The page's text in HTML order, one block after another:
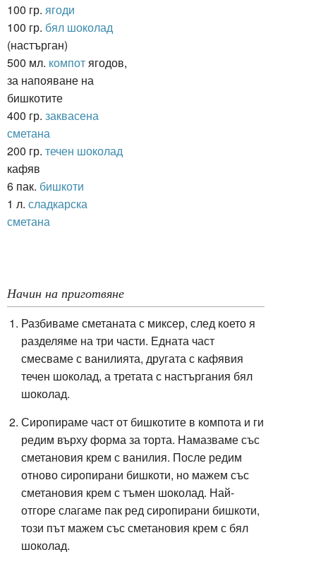
100 гр. ягоди
100 гр. бял шоколад
(настърган)
500 мл. компот ягодов,
за напояване на
бишкотите
400 гр. заквасена
сметана
200 гр. течен шоколад
кафяв
6 пак. бишкоти
1 л. сладкарска
сметана
Начин на приготвяне
Разбиваме сметаната с миксер, след което я
разделяме на три части. Едната част
смесваме с ванилията, другата с кафявия
течен шоколад, а третата с настъргания бял
шоколад.
Сиропираме част от бишкотите в компота и ги
редим върху форма за торта. Намазваме със
сметановия крем с ванилия. После редим
отново сиропирани бишкоти, но мажем със
сметановия крем с тъмен шоколад. Най-
отгоре слагаме пак ред сиропирани бишкоти,
този път мажем със сметановия крем с бял
шоколад.